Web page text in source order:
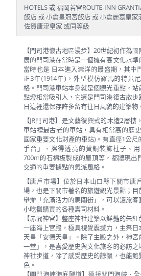
HOTELS 或 福岡若宮ROUTE-INN
飯店 或 小倉皇冠宮飯店 或 小倉麗嘉皇家
佐賀唐津皇家 或同等級
【門司港懷古地區漫步】20世紀初作為
展的門司港在當時是一個擁有高文化水準
當時也是 日本進入崇洋的最盛期，其中
正3年(1914年)，外型模仿羅馬的特米
格。門司港車站本身就是個觀光重點，站
點燈相當吸引人，它還是門司港復古散
日這裡還保存許多留有往日風貌的建築物
【JR門司港】是文藝復興式的木造2層樓
車站裡最古老的車站，具有相當高的歷
國家重要文化財產的車站)。有直徑1公
手台」、擦得透亮的黃銅裝飾柱子、
700m的石棉板製成的屋頂等，都體現出
交通的重要據點的氣派風格。
【唐戶市場】位於日本山口縣下關市唐
場，也是下關市著名的旅遊觀光景點；
舉辦「充滿活力的馬關街」，可以讓旅
小吃攤購買的各種壽司材料。
【赤間神宮】整座神社建築以鮮豔的朱
一座海上宮殿，極具視覺震撼力，主祭日
天皇「安德天皇」。除了主殿之外，神
一堂」，是喜愛歷史與文化旅客的必訪之
神社步道，除了感受歷史的餘韻，也能
色。